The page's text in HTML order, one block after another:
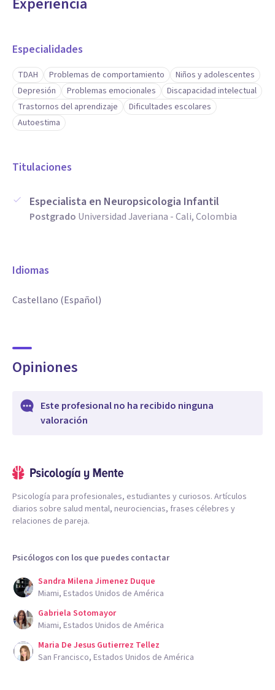
Especialidades
TDAH Problemas de comportamiento
Niños y adolescentes
Depresión
Problemas emocionales
Discapacidad intelectual
Trastornos del aprendizaje
Dificultades escolares
Autoestima
Titulaciones
Especialista en Neuropsicologia Infantil
Postgrado Universidad Javeriana - Cali, Colombia
Idiomas
Castellano (Español)
Opiniones
Este profesional no ha recibido ninguna
valoración
Psicología para profesionales, estudiantes y curiosos. Artículos
diarios sobre salud mental, neurociencias, frases célebres y
relaciones de pareja.
Psicólogos con los que puedes contactar
Sandra Milena Jimenez Duque
Miami, Estados Unidos de América
Gabriela Sotomayor
Miami, Estados Unidos de América
Maria De Jesus Gutierrez Tellez
San Francisco, Estados Unidos de América